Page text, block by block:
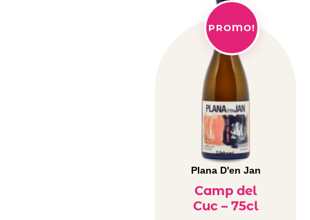
PROMO!
Plana D'en Jan
Camp del
Cuc – 75cl